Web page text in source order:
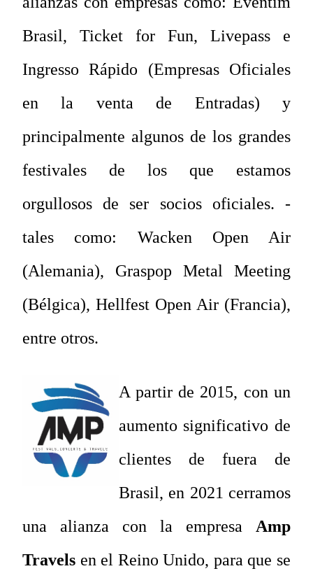
Brasil, Ticket for Fun, Livepass e
Ingresso Rápido (Empresas Oficiales
en la venta de Entradas) y
principalmente algunos de los grandes
festivales de los que estamos
orgullosos de ser socios oficiales. -
tales como: Wacken Open Air
(Alemania), Graspop Metal Meeting
(Bélgica), Hellfest Open Air (Francia),
entre otros.
A partir de 2015, con un
aumento significativo de
clientes de fuera de
Brasil, en 2021 cerramos
una alianza con la empresa Amp
Travels en el Reino Unido, para que se